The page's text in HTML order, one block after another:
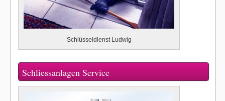
Schlüsseldienst Ludwig
Schliessanlagen Service